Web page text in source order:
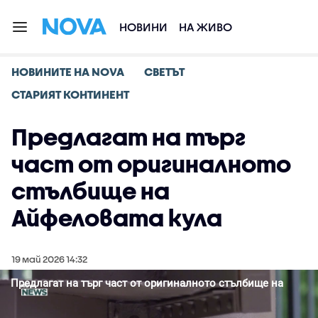
НОВИНИ НА ЖИВО
НОВИНИТЕ НА NOVA
СВЕТЪТ
СТАРИЯТ КОНТИНЕНТ
Предлагат на търг
част от оригиналното
стълбище на
Айфеловата кула
19 май 2026 14:32